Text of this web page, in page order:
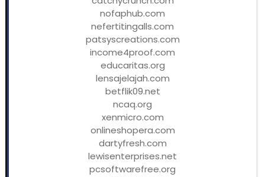
nofaphub.com
nefertitingalls.com
patsyscreations.com
income4proof.com
educaritas.org
lensajelajah.com
betflik09.net
ncaq.org
xenmicro.com
onlineshopera.com
dartyfresh.com
lewisenterprises.net
pcsoftwarefree.org